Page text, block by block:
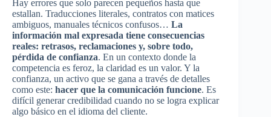
Hay errores que solo parecen pequeños hasta que
estallan. Traducciones literales, contratos con matices
ambiguos, manuales técnicos confusos… La
información mal expresada tiene consecuencias
reales: retrasos, reclamaciones y, sobre todo,
pérdida de confianza. En un contexto donde la
competencia es feroz, la claridad es un valor. Y la
confianza, un activo que se gana a través de detalles
como este: hacer que la comunicación funcione. Es
difícil generar credibilidad cuando no se logra explicar
algo básico en el idioma del cliente.